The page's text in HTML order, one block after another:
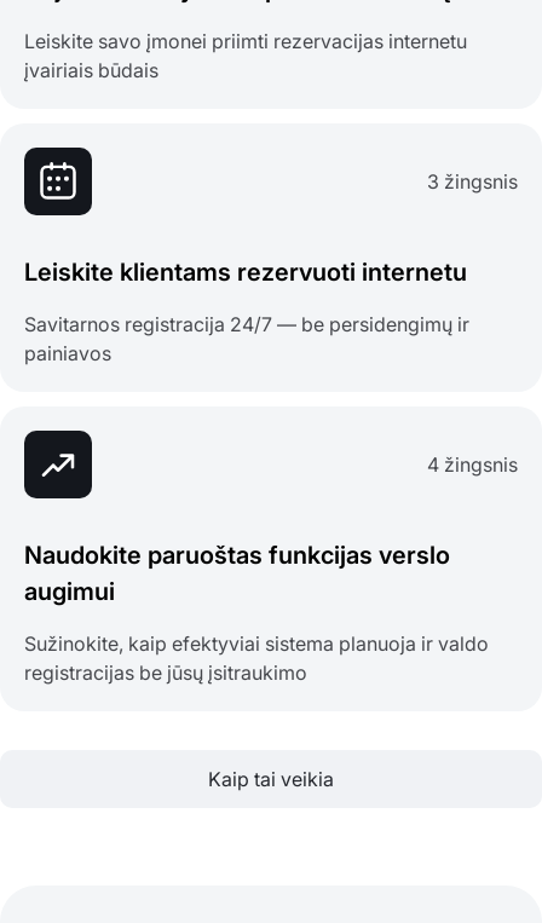
Leiskite savo įmonei priimti rezervacijas internetu
įvairiais būdais
3 žingsnis
Leiskite klientams rezervuoti internetu
Savitarnos registracija 24/7 — be persidengimų ir
painiavos
4 žingsnis
Naudokite paruoštas funkcijas verslo
augimui
Sužinokite, kaip efektyviai sistema planuoja ir valdo
registracijas be jūsų įsitraukimo
Kaip tai veikia